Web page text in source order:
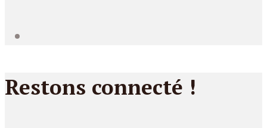
Restons connecté !